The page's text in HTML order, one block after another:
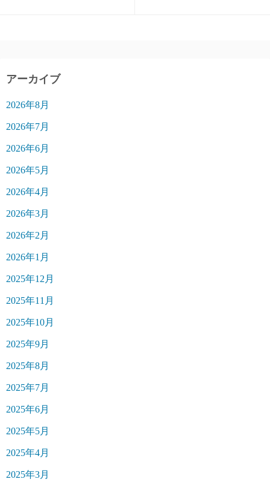
アーカイブ
2026年8月
2026年7月
2026年6月
2026年5月
2026年4月
2026年3月
2026年2月
2026年1月
2025年12月
2025年11月
2025年10月
2025年9月
2025年8月
2025年7月
2025年6月
2025年5月
2025年4月
2025年3月